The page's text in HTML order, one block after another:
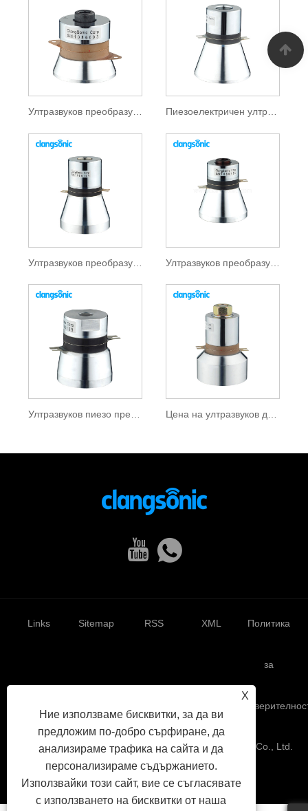
Ултразвуков преобразувател 40khz
Ултразвуков преобразувател 20khz
X
Ние използваме бисквитки, за да ви
предложим по-добро сърфиране, да
анализираме трафика на сайта и да
персонализираме съдържанието.
Използвайки този сайт, вие се съгласявате
с използването на бисквитки от наша
Links Sitemap RSS XML Политика
за
Авторско право © 2022 Yuhuan Clangsonic Ultrasonic Co., Ltd.